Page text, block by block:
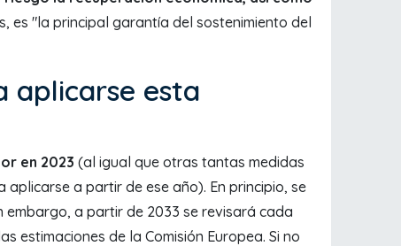
es "la principal garantía del sostenimiento del
aplicarse esta
en 2023 (al igual que otras tantas medidas
a partir de ese año). En principio, se
a partir de 2033 se revisará cada
estimaciones de la Comisión Europea. Si no